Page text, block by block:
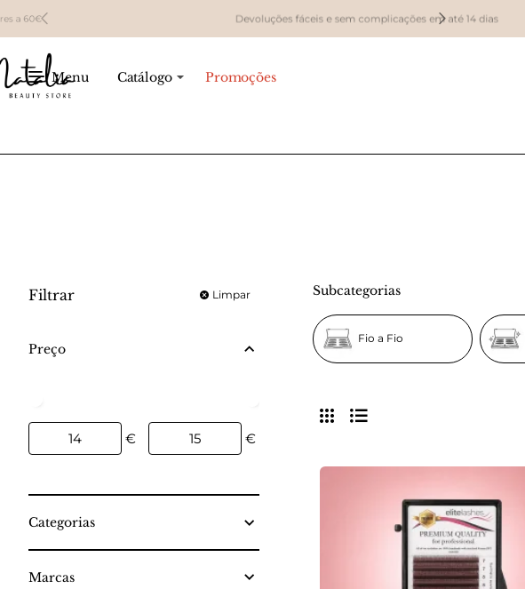
Devoluções fáceis e sem complicações em até 14 dias
Menu Catálogo Promoções
Filtrar Limpar
Preço
€ €
Categorias
Marcas
Subcategorias
Fio a Fio